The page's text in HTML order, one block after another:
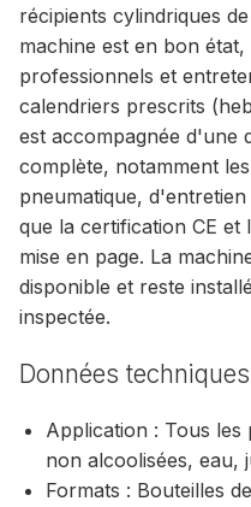
récipients cylindriques
machine est en bon
professionnels et
calendriers prescrits
est accompagnée d'une
complète, notamment
pneumatique,
que la certification CE et
mise en page. La
disponible et reste
inspectée.
Données techniques
Application : Tous
non alcoolisées, eau,
Formats : Bouteilles